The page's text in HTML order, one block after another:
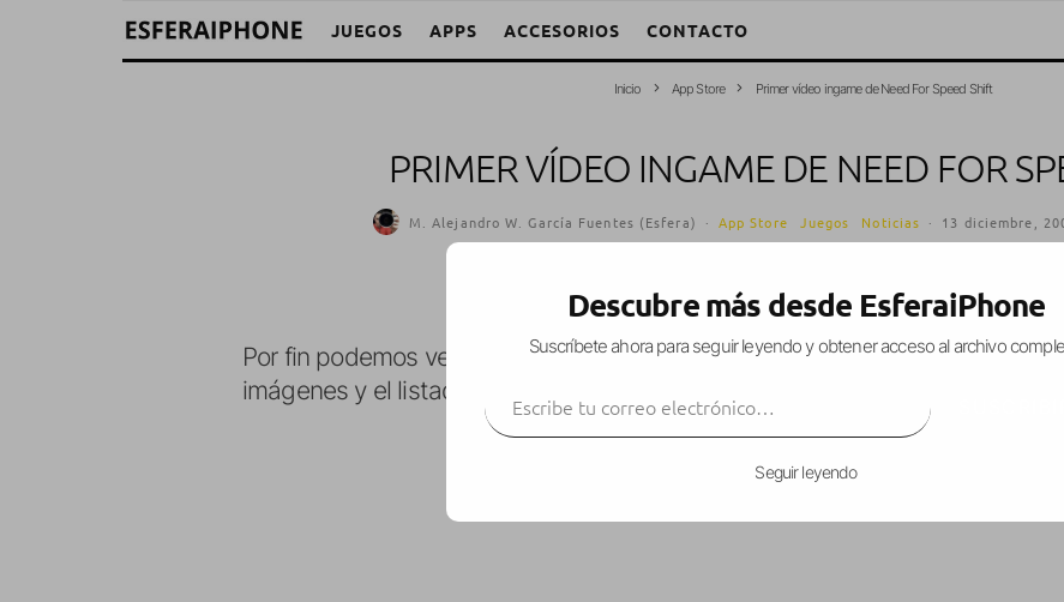
JUEGOS APPS ACCESORIOS CONTACTO
Inicio App Store Primer vídeo ingame de Need For Speed Shift
PRIMER VÍDEO INGAME DE NEED FOR
M. Alejandro W. García Fuentes (Esfera) · App Store Juegos Noticias · 13 diciembre,
Por fin podemos ver el primer vídeo ingame deNeed For Speed Shift, del
imágenes y el listado de coches oficial hace unos meses.
Descubre más desde EsferaiPhone
Suscríbete ahora para seguir leyendo y obtener acceso al archivo
Seguir leyendo